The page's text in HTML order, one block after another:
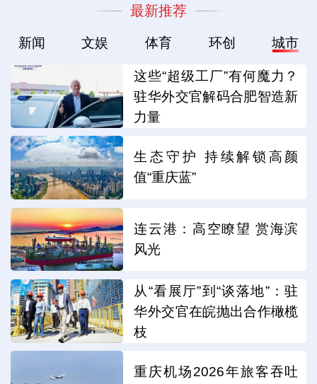
最新推荐
新闻 文娱 体育 环创 城市
这些“超级工厂”有何魔力？
驻华外交官解码合肥智造新
力量
生态守护 持续解锁高颜
值“重庆蓝”
连云港：高空瞭望 赏海滨
风光
从“看展厅”到“谈落地”：驻
华外交官在皖抛出合作橄榄
枝
重庆机场2026年旅客吞吐